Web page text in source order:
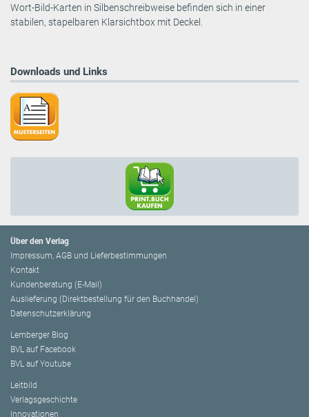
Wort-Bild-Karten in Silbenschreibweise befinden sich in einer
stabilen, stapelbaren Klarsichtbox mit Deckel.
Downloads und Links
Über den Verlag
Impressum, AGB und Lieferbestimmungen
Kontakt
Kundenberatung (E-Mail)
Auslieferung (Direktbestellung für den Buchhandel)
Datenschutzerklärung
Lemberger Blog
BVL auf Facebook
BVL auf Youtube
Leitbild
Verlagsgeschichte
Innovationen